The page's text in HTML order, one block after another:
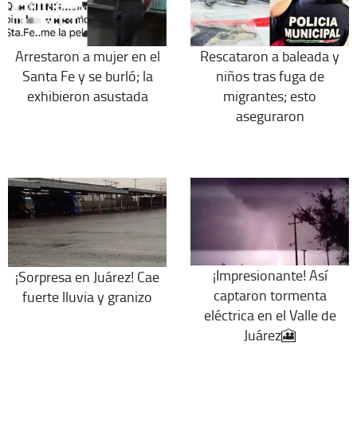
Arrestaron a mujer en el
Santa Fe y se burló; la
exhibieron asustada
Rescataron a baleada y
niños tras fuga de
migrantes; esto
aseguraron
¡Sorpresa en Juárez! Cae
fuerte lluvia y granizo
¡Impresionante! Así
captaron tormenta
eléctrica en el Valle de
Juárez🎦